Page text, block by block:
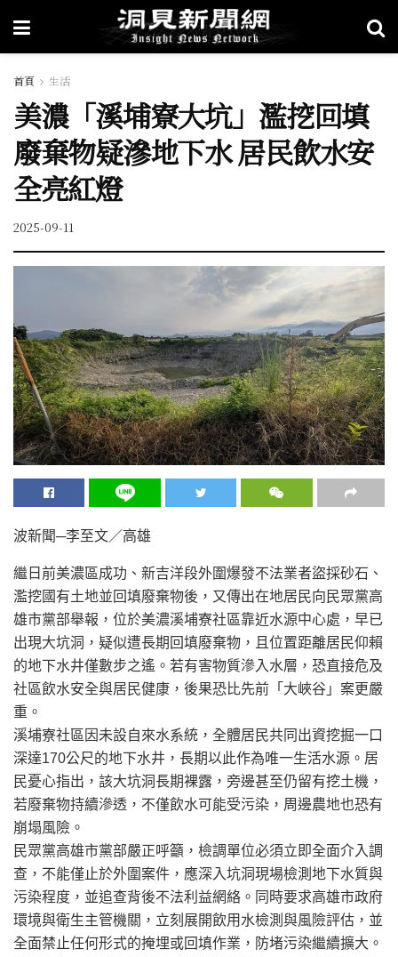
首頁 生活
美濃「溪埔寮大坑」濫挖回填
廢棄物疑滲地下水 居民飲水安
全亮紅燈
2025-09-11
波新聞─李至文／高雄
繼日前美濃區成功、新吉洋段外圍爆發不法業者盜採砂石、
濫挖國有土地並回填廢棄物後，又傳出在地居民向民眾黨高
雄市黨部舉報，位於美濃溪埔寮社區靠近水源中心處，早已
出現大坑洞，疑似遭長期回填廢棄物，且位置距離居民仰賴
的地下水井僅數步之遙。若有害物質滲入水層，恐直接危及
社區飲水安全與居民健康，後果恐比先前「大峽谷」案更嚴
重。
溪埔寮社區因未設自來水系統，全體居民共同出資挖掘一口
深達170公尺的地下水井，長期以此作為唯一生活水源。居
民憂心指出，該大坑洞長期裸露，旁邊甚至仍留有挖土機，
若廢棄物持續滲透，不僅飲水可能受污染，周邊農地也恐有
崩塌風險。
民眾黨高雄市黨部嚴正呼籲，檢調單位必須立即全面介入調
查，不能僅止於外圍案件，應深入坑洞現場檢測地下水質與
污染程度，並追查背後不法利益網絡。同時要求高雄市政府
環境與衛生主管機關，立刻展開飲用水檢測與風險評估，並
全面禁止任何形式的掩埋或回填作業，防堵污染繼續擴大。